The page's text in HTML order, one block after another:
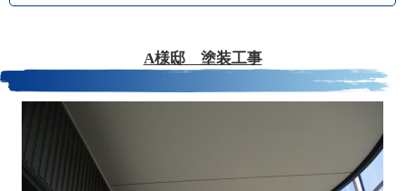
A様邸 塗装工事